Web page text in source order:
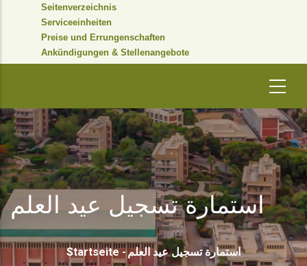
Seitenverzeichnis
Serviceeinheiten
Preise und Errungenschaften
Ankündigungen & Stellenangebote
استمارة تسجيل عيد العلم
Pfadnavigation
Startseite -استمارة تسجيل عيد العلم